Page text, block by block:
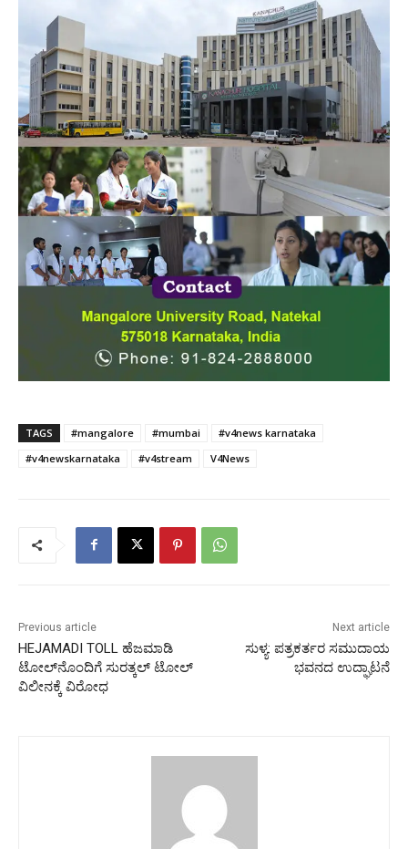
TAGS #mangalore #mumbai
#v4news karnataka
#v4newskarnataka
#v4stream V4News
Previous article
HEJAMADI TOLL ಹೆಜಮಾಡಿ
ಟೋಲ್‍ನೊಂದಿಗೆ ಸುರತ್ಕಲ್ ಟೋಲ್
ವಿಲೀನಕ್ಕೆ ವಿರೋಧ
Next article
ಸುಳ್ಯ: ಪತ್ರಕರ್ತರ ಸಮುದಾಯ
ಭವನದ ಉದ್ಘಾಟನೆ